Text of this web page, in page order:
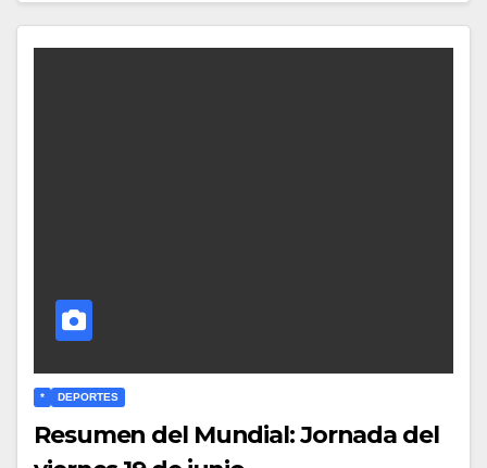
* DEPORTES
Resumen del Mundial: Jornada del